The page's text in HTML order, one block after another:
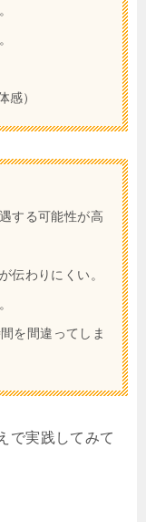
感）
する可能性が高
伝わりにくい。
を間違ってしま
で実践してみて